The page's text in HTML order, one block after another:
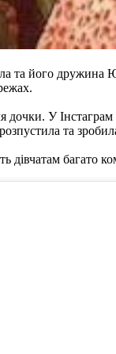
його дружина
У
та
дівчатам